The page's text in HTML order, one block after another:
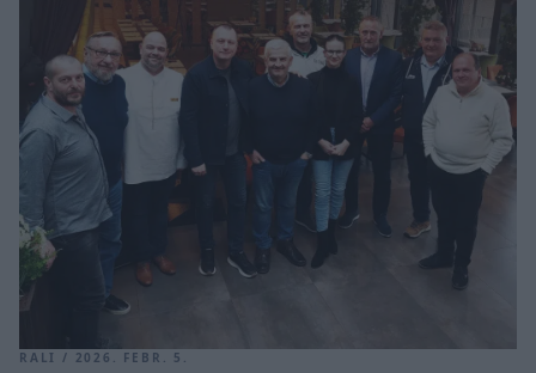
RALI / 2026. FEBR. 5.